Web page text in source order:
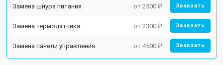
Замена шнура питания от 2500 ₽ Заказать
Замена термодатчика от 2300 ₽ Заказать
Замена панели управления от 4500 ₽ Заказать